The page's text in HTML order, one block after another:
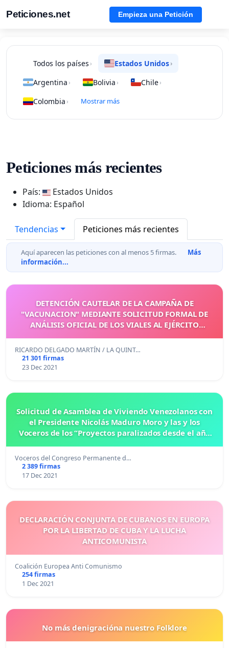
Peticiones.net Empieza una Petición
Todos los países › Estados Unidos›
Argentina › Bolivia › Chile›
Colombia › Mostrar más
Peticiones más recientes
País:
Estados Unidos
Idioma: Español
Tendencias Peticiones más recientes
Aquí aparecen las peticiones con al menos 5 firmas.
Más
información...
DETENCIÓN CAUTELAR DE LA CAMPAÑA DE
"VACUNACION" MEDIANTE SOLICITUD FORMAL DE
ANÁLISIS OFICIAL DE LOS VIALES AL EJÉRCITO
RICARDO DELGADO MARTÍN / LA QUINT…
21 301 firmas
23 Dec 2021
Solicitud de Asamblea de Viviendo Venezolanos con
el Presidente Nicolás Maduro Moro y las y los
Voceros de los “Proyectos paralizados desde el año
Voceros del Congreso Permanente d…
2 389 firmas
17 Dec 2021
DECLARACIÓN CONJUNTA DE CUBANOS EN EUROPA
POR LA LIBERTAD DE CUBA Y LA LUCHA
ANTICOMUNISTA
Coalición Europea Anti Comunismo
254 firmas
1 Dec 2021
No más denigracióna nuestro Folklore